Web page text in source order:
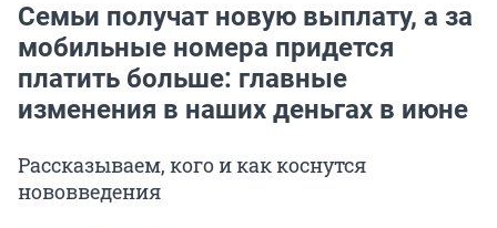
Семьи получат новую выплату, а за
мобильные номера придется
платить больше: главные
изменения в наших деньгах в июне
Рассказываем, кого и как коснутся
нововведения